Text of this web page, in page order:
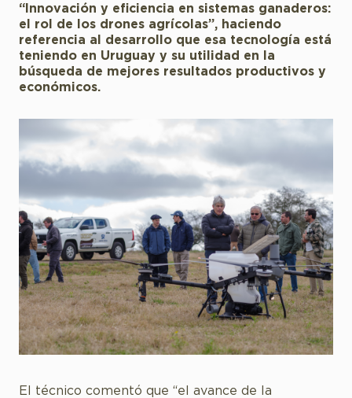
“Innovación y eficiencia en sistemas ganaderos:
el rol de los drones agrícolas”, haciendo
referencia al desarrollo que esa tecnología está
teniendo en Uruguay y su utilidad en la
búsqueda de mejores resultados productivos y
económicos.
El técnico comentó que “el avance de la